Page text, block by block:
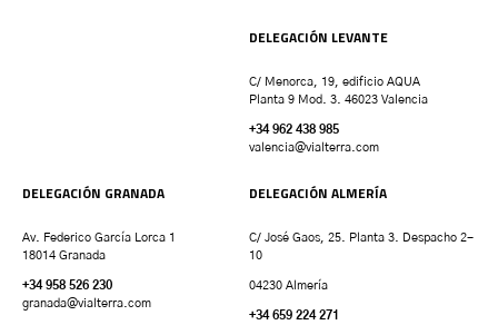
DELEGACIÓN LEVANTE
C/ Menorca, 19, edificio AQUA
Planta 9 Mod. 3. 46023 Valencia
+34 962 438 985
valencia@vialterra.com
DELEGACIÓN GRANADA
Av. Federico García Lorca 1
18014 Granada
+34 958 526 230
granada@vialterra.com
DELEGACIÓN ALMERÍA
C/ José Gaos, 25. Planta 3. Despacho 2-
10
04230 Almería
+34 659 224 271